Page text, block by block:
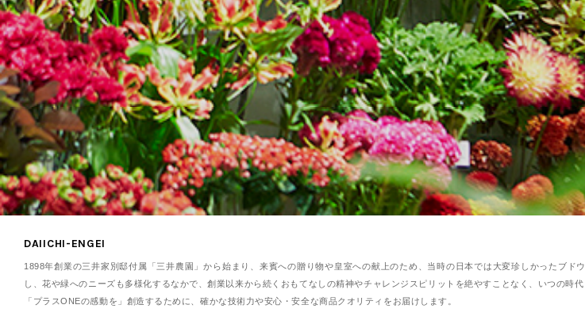
DAIICHI-ENGEI
1898年創業の三井家別邸付属「三井農園」から始まり、来賓への贈り物や皇室への献上のため、当時の日本では大変珍しかったブ
し、花や緑へのニーズも多様化するなかで、創業以来から続くおもてなしの精神やチャレンジスピリットを絶やすことなく、いつの
「プラスONEの感動を」創造するために、確かな技術力や安心・安全な商品クオリティをお届けします。